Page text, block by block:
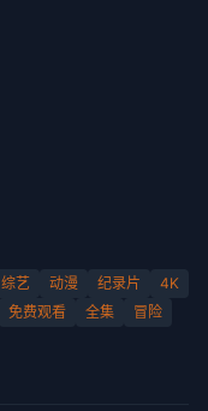
综艺 动漫 纪录片
4K
免费观看 全集
冒险